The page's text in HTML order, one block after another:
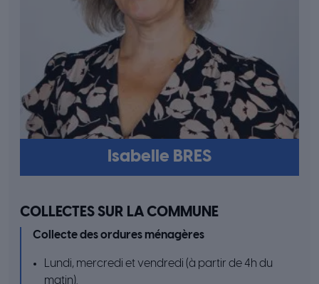
Isabelle BRES
COLLECTES SUR LA COMMUNE
Collecte des ordures ménagères
Lundi, mercredi et vendredi (à partir de 4h du
matin).